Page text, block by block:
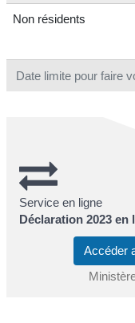
Date limite pour faire
Non résidents
Service en ligne
Déclaration 2023 en
Accéder